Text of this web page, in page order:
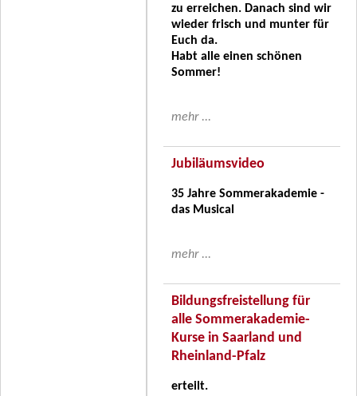
zu erreichen. Danach sind wir
wieder frisch und munter für
Euch da.
Habt alle einen schönen
Sommer!
mehr ...
Jubiläumsvideo
35 Jahre Sommerakademie -
das Musical
mehr ...
Bildungsfreistellung für
alle Sommerakademie-
Kurse in Saarland und
Rheinland-Pfalz
erteilt.